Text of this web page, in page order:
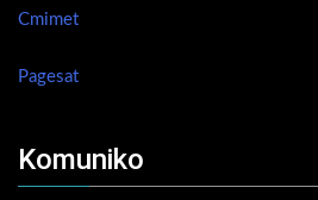
Cmimet
Pagesat
Komuniko